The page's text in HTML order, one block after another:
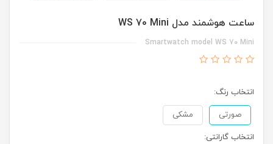
ساعت هوشمند مدل WS 70 Mini
Smartwatch model WS 70 Mini
انتخاب رنگ:
صورتی مشکی
انتخاب گارانتی: